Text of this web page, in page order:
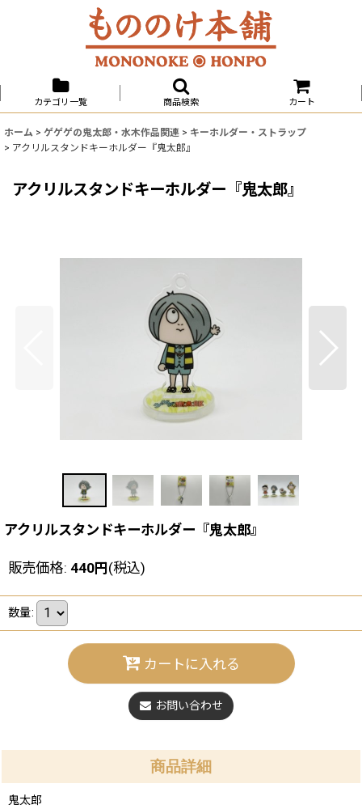
カテゴリ一覧 商品検索 カート
ホーム > ゲゲゲの鬼太郎・水木作品関連 > キーホルダー・ストラップ
> アクリルスタンドキーホルダー『鬼太郎』
アクリルスタンドキーホルダー『鬼太郎』
アクリルスタンドキーホルダー『鬼太郎』
販売価格: 440円(税込)
数量:
カートに入れる
お問い合わせ
商品詳細
鬼太郎